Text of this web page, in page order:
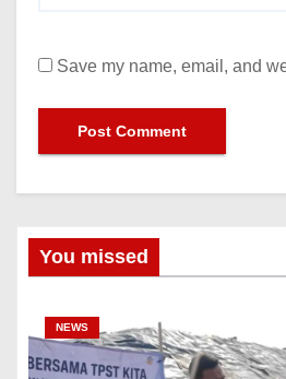
Save my name, email, and
You missed
NEWS